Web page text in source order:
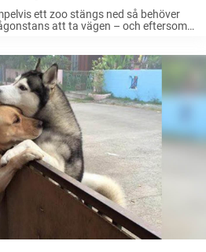
ett zoo stängs ned så behöver
att ta vägen – och eftersom
...